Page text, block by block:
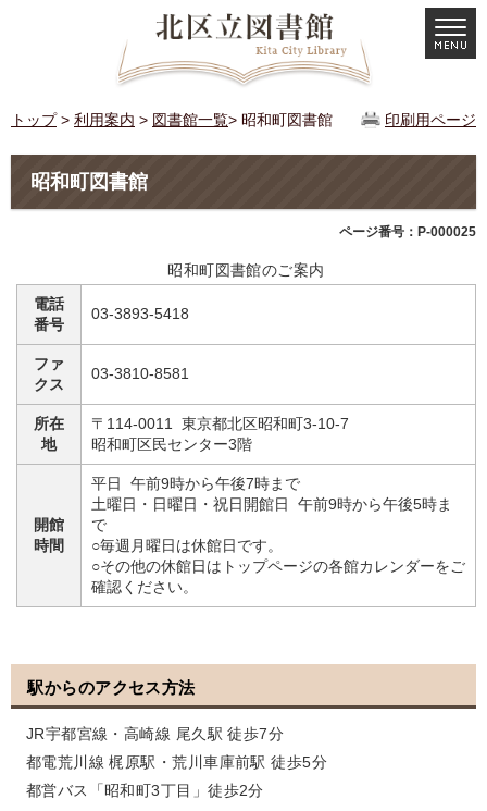
印刷用ページ
トップ> 利用案内 > 図書館一覧> 昭和町図書館
昭和町図書館
ページ番号：P-000025
昭和町図書館のご案内
電話
番号
03-3893-5418
ファ
クス
03-3810-8581
所在
地
〒114-0011 東京都北区昭和町3-10-7
昭和町区民センター3階
開館
時間
平日 午前9時から午後7時まで
土曜日・日曜日・祝日開館日 午前9時から午後5時ま
で
○毎週月曜日は休館日です。
○その他の休館日はトップページの各館カレンダーをご
確認ください。
駅からのアクセス方法
JR宇都宮線・高崎線 尾久駅 徒歩7分
都電荒川線 梶原駅・荒川車庫前駅 徒歩5分
都営バス「昭和町3丁目」徒歩2分